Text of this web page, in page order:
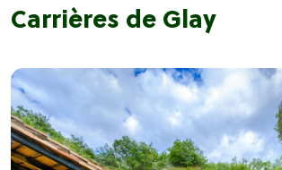
Carrières de Glay